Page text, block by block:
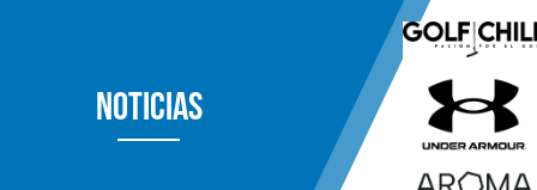
Noticias